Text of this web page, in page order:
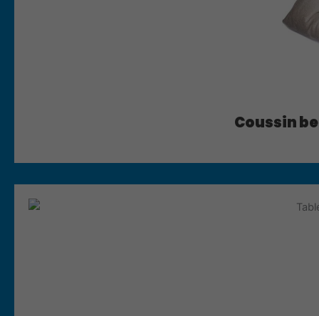
Coussin